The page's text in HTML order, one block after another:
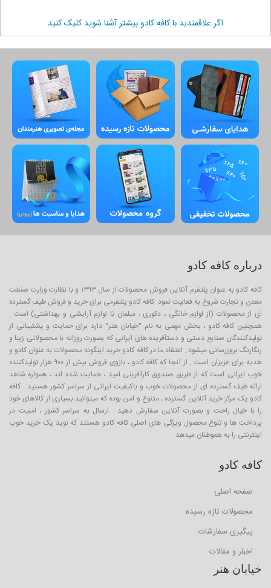
اگر علاقمندید با کافه کادو بیشتر آشنا شوید کلیک کنید
درباره کافه کادو
کافه کادو به عنوان پلتفرم آنلاین فروش محصولات از سال ۱۳۹۳ و با نظارت وزارت صنعت
معدن و تجارت شروع به فعالیت نمود. کافه کادو پلتفرمی برای خرید و فروش طیف گسترده
ای از محصولات (از لوازم خانگی ، دکوری ، مبلمان تا لوازم آرایشی و بهداشتی) است .
همچنین کافه کادو ، بخش مهمی به نام "خیابان هنر" دارد برای حمایت و پشتیبانی از
تولیدکنندگان صنایع دستی و دستآفریده های ایرانی که بصورت روزانه با محصولاتی زیبا و
رنگارنگ بروزرسانی میشود . اعتقاد ما در کافه کادو خرید اینگونه محصولات به عنوان کادو و
هدیه برای عزیزان است . از آنجا که کافه کادو ، بازوی فروش بیش از ۹۰۰ هزار تولیدکننده
خوب ایرانی است که از طریق صندوق کارآفرینی امید ، حمایت شده اند ، همواره شاهد
ارائه طیف گسترده ای از محصولات خوب و باکیفیت ایرانی از سراسر کشور هستید . کافه
کادو یک مرکز خرید آنلاین گسترده ، متنوع و امن بوده که میتوانید بسیاری از کالاهای خود
را با خیال راحت و بصورت آنلاین سفارش دهید . ارسال به سراسر کشور ، امنیت در
پرداخت ها و تنوع محصول ویژگی های اصلی کافه کادو هستند که نوید یک خرید خوب
اینترنتی را به هموطنان میدهد .
کافه کادو
صفحه اصلی
محصولات تازه رسیده
پیگیری سفارشات
اخبار و مقالات
خیابان هنر